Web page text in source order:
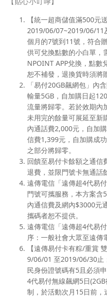
【統一超商儲值滿500元
2019/06/07~2019/06/11
個月的7號到11號，符合
供可兌換點數的小白單，
NPOINT APP兌換，點數
恕不補發，退換貨時須將
「易付20GB飆網包」內
輸量5GB，自加購日起
流量將歸零。若於效期內
未用完的餘量可展延至新
內通話費2,000元，自加
信費1,399元，自加購成
之部分將歸零。
回饋至易付卡餘額之通信
退費，並限門號卡無通話
遠傳電信「遠傳超4代易
門號可攜服務，本方案含
內通信費及網內$3000元
攜碼者恕不提供。
遠傳電信「遠傳超4代易
序：一般社會大眾至遠傳
【遠傳易付卡有粽/重賞
9/06/01 至2019/06/30止
民身份證號碼有5且必須
4代易付無線飆網5日
制，於活動次月15日前